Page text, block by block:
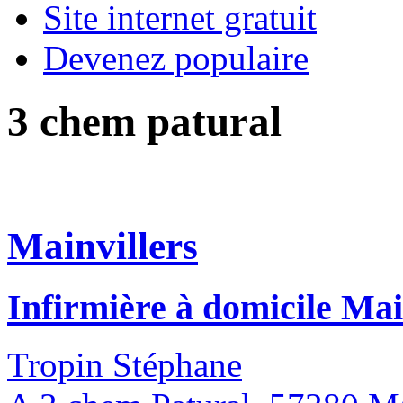
Site internet gratuit
Devenez populaire
3 chem patural
Mainvillers
Infirmière à domicile
Tropin Stéphane